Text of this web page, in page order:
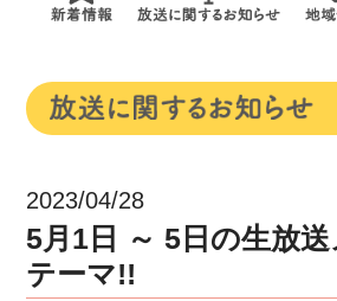
2023/04/28
5月1日 ～ 5日の生放
テーマ!!